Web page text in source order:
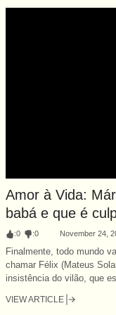
Amor à Vida:
babá e que é
:0 :0 November 24,
Finalmente, todo mundo
chamar Félix (Mateus
insistência do vilão, que
VIEW ARTICLE